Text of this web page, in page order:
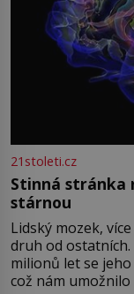
21stoleti.cz
Stinná stránka
stárnou
Lidský mozek,
druh od
milionů let se
což nám